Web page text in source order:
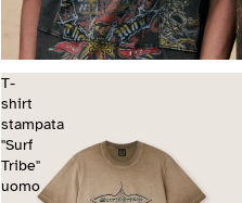
T-
shirt
stampata
"Surf
Tribe"
uomo